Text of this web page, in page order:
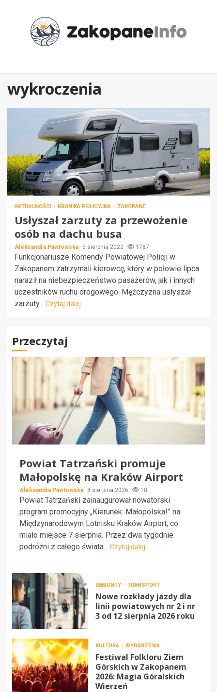
wykroczenia
AKTUALNOŚCI KRONIKA POLICYJNA ZAKOPANE
Usłyszał zarzuty za przewożenie
osób na dachu busa
Aleksandra Pawłowska 5 sierpnia 2022 1787
Funkcjonariusze Komendy Powiatowej Policji w
Zakopanem zatrzymali kierowcę, który w połowie lipca
naraził na niebezpieczeństwo pasażerów, jak i innych
uczestników ruchu drogowego. Mężczyzna usłyszał
zarzuty... Czytaj dalej
Przeczytaj
Powiat Tatrzański promuje
Małopolskę na Kraków Airport
Aleksandra Pawłowska 8 sierpnia 2026 18
Powiat Tatrzański zainaugurował nowatorski
program promocyjny „Kierunek: Małopolska!” na
Międzynarodowym Lotnisku Kraków Airport, co
miało miejsce 7 sierpnia. Przez dwa tygodnie
podróżni z całego świata... Czytaj dalej
REMONTY TRANSPORT
Nowe rozkłady jazdy dla
linii powiatowych nr 2 i nr
3 od 12 sierpnia 2026 roku
KULTURA WYDARZENIA
Festiwal Folkloru Ziem
Górskich w Zakopanem
2026: Magia Góralskich
Wierzeń